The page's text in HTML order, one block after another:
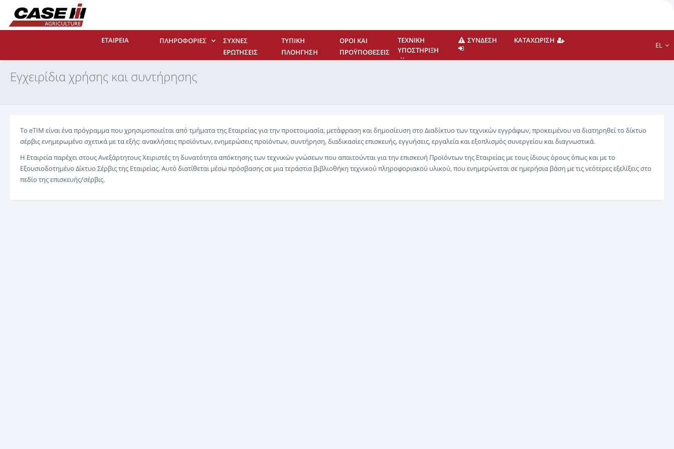
ΕΤΑΙΡΕΙΑ ΠΛΗΡΟΦΟΡΊΕΣ
ΣΥΧΝΈΣ
ΕΡΩΤΉΣΕΙΣ
ΤΥΠΙΚΉ
ΠΛΟΉΓΗΣΗ
ΌΡΟΙ ΚΑΙ
ΠΡΟΫΠΟΘΈΣΕΙΣ
ΤΕΧΝΙΚΉ
ΥΠΟΣΤΉΡΙΞΗ
ΣΎΝΔΕΣΗ ΚΑΤΑΧΏΡΙΣΗ
EL
Εγχειρίδια χρήσης και συντήρησης
Το eTIM είναι ένα πρόγραμμα που χρησιμοποιείται από τμήματα της Εταιρείας για την προετοιμασία, μετάφραση και δημοσίευση στο Διαδίκτυο των τεχνικών εγγράφων, προκειμένου να διατηρηθεί το δίκτυο
σέρβις ενημερωμένο σχετικά με τα εξής: ανακλήσεις προϊόντων, ενημερώσεις προϊόντων, συντήρηση, διαδικασίες επισκευής, εγγυήσεις, εργαλεία και εξοπλισμός συνεργείου και διαγνωστικά.
Η Εταιρεία παρέχει στους Ανεξάρτητους Χειριστές τη δυνατότητα απόκτησης των τεχνικών γνώσεων που απαιτούνται για την επισκευή Προϊόντων της Εταιρείας με τους ίδιους όρους όπως και με το
Εξουσιοδοτημένο Δίκτυο Σέρβις της Εταιρείας. Αυτό διατίθεται μέσω πρόσβασης σε μια τεράστια βιβλιοθήκη τεχνικού πληροφοριακού υλικού, που ενημερώνεται σε ημερήσια βάση με τις νεότερες εξελίξεις στο
πεδίο της επισκευής/σέρβις.